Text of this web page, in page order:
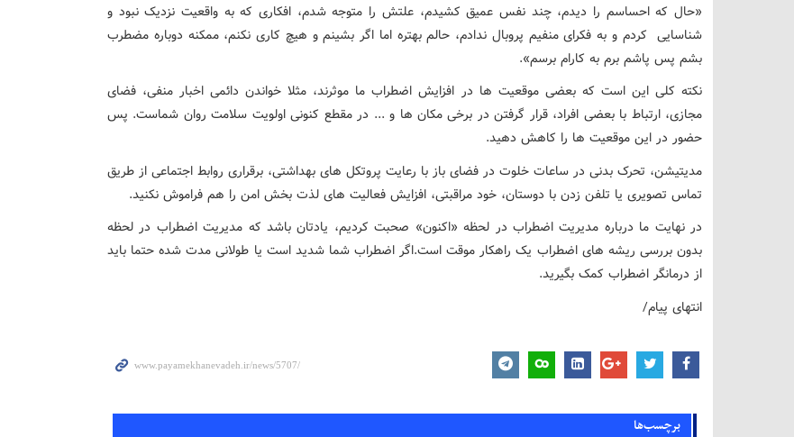
«حال که احساسم را دیدم، چند نفس عمیق کشیدم، علتش را متوجه شدم، افکاری که به واقعیت نزدیک نبود و
شناسایی کردم و به فکرای منفیم پروبال ندادم، حالم بهتره اما اگر بشینم و هیچ کاری نکنم، ممکنه دوباره مضطرب
بشم پس پاشم برم به کارام برسم».
نکته کلی این است که بعضی موقعیت ها در افزایش اضطراب ما موثرند، مثلا خواندن دائمی اخبار منفی، فضای
مجازی، ارتباط با بعضی افراد، قرار گرفتن در برخی مکان ها و ... در مقطع کنونی اولویت سلامت روان شماست. پس
حضور در این موقعیت ها را کاهش دهید.
مدیتیشن، تحرک بدنی در ساعات خلوت در فضای باز با رعایت پروتکل های بهداشتی، برقراری روابط اجتماعی از طریق
تماس تصویری یا تلفن زدن با دوستان، خود مراقبتی، افزایش فعالیت های لذت بخش امن را هم فراموش نکنید.
در نهایت ما درباره مدیریت اضطراب در لحظه «اکنون» صحبت کردیم، یادتان باشد که مدیریت اضطراب در لحظه
بدون بررسی ریشه های اضطراب یک راهکار موقت است.اگر اضطراب شما شدید است یا طولانی مدت شده حتما باید
از درمانگر اضطراب کمک بگیرید.
انتهای پیام/
برچسب‌ها